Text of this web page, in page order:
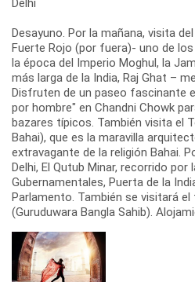
Desayuno. Por la mañana, visita
Fuerte Rojo (por fuera)- uno de
la época del Imperio Moghul, la
más larga de la India, Raj Ghat –
Disfruten de un paseo fascinante
por hombre" en Chandni Chowk
bazares típicos. También visita el
Bahai), que es la maravilla
extravagante de la religión Bahai.
Delhi, El Qutub Minar, recorrido
Gubernamentales, Puerta de la
Parlamento. También se visitará
(Guruduwara Bangla Sahib).